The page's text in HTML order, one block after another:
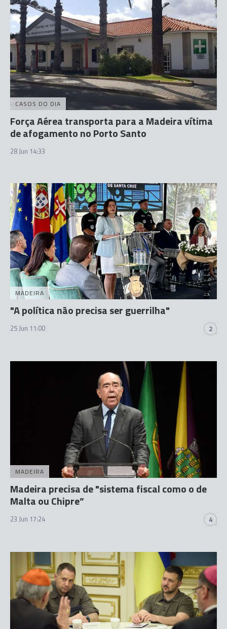
CASOS DO DIA
Força Aérea transporta para a Madeira vítima
de afogamento no Porto Santo
28 Jun 14:33
MADEIRA
"A política não precisa ser guerrilha"
25 Jun 11:00 2
MADEIRA
Madeira precisa de "sistema fiscal como o de
Malta ou Chipre”
23 Jun 17:24 4